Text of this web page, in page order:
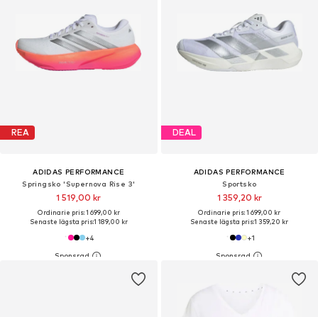
REA
ADIDAS PERFORMANCE
Springsko 'Supernova Rise 3'
1 519,00 kr
Ordinarie pris: 1 699,00 kr
Senaste lägsta pris:1 189,00 kr
+4
DEAL
ADIDAS PERFORMANCE
Sportsko
1 359,20 kr
Ordinarie pris: 1 699,00 kr
Senaste lägsta pris:1 359,20 kr
+1